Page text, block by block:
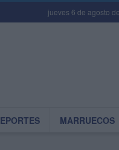
jueves 6 de agosto
MARRUECOS